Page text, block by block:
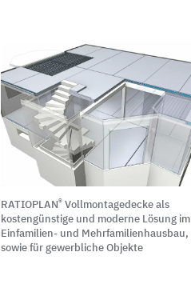
RATIOPLAN ® Vollmontagedecke als
kostengünstige und moderne Lösung im
Einfamilien- und Mehrfamilienhausbau,
sowie für gewerbliche Objekte